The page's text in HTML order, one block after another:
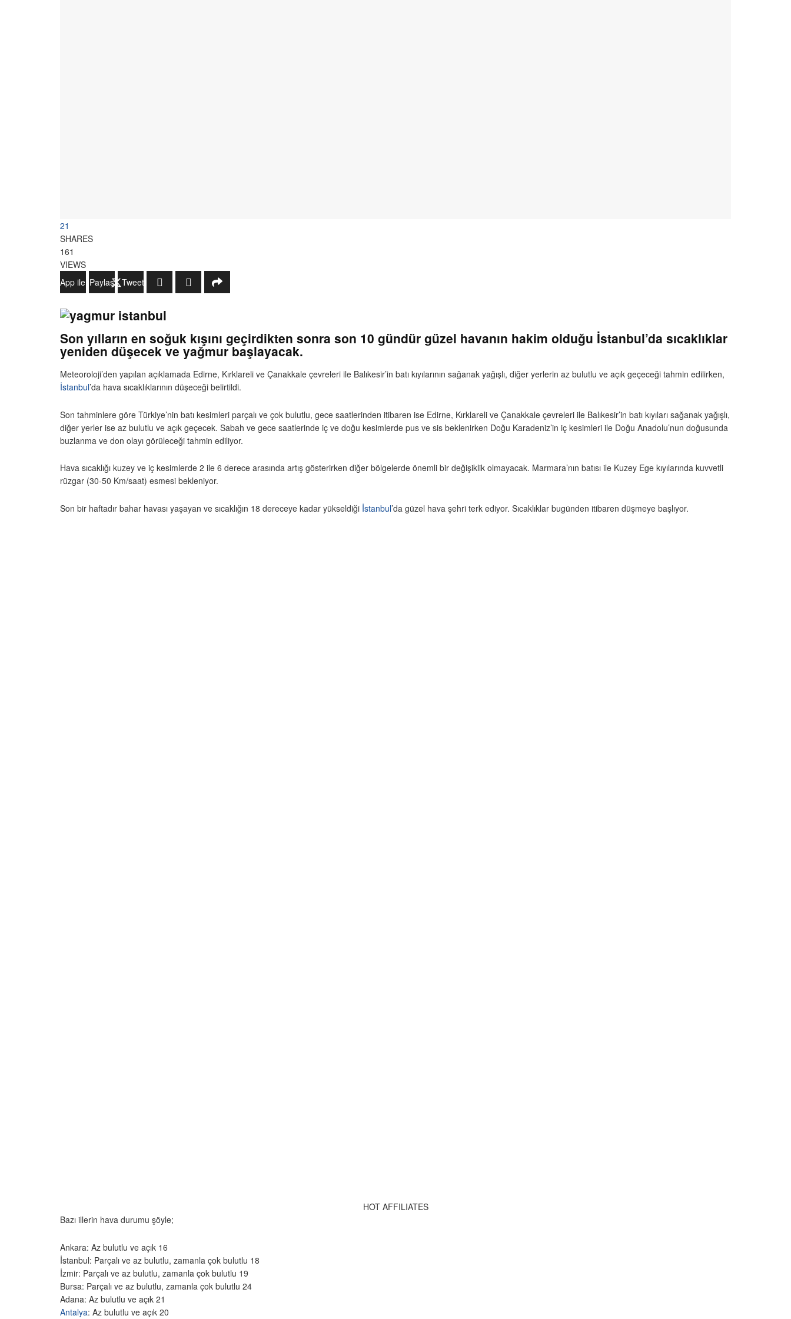
21
SHARES
161
VIEWS
WhatsApp ile Gönder
Paylaş Tweetle
Son yılların en soğuk kışını geçirdikten sonra son 10 gündür güzel havanın hakim olduğu İstanbul’da sıcaklıklar
yeniden düşecek ve yağmur başlayacak.
Meteoroloji’den yapılan açıklamada Edirne, Kırklareli ve Çanakkale çevreleri ile Balıkesir’in batı kıyılarının sağanak yağışlı, diğer yerlerin az bulutlu ve açık geçeceği tahmin edilirken,
İstanbul’da hava sıcaklıklarının düşeceği belirtildi.
Son tahminlere göre Türkiye’nin batı kesimleri parçalı ve çok bulutlu, gece saatlerinden itibaren ise Edirne, Kırklareli ve Çanakkale çevreleri ile Balıkesir’in batı kıyıları sağanak yağışlı,
diğer yerler ise az bulutlu ve açık geçecek. Sabah ve gece saatlerinde iç ve doğu kesimlerde pus ve sis beklenirken Doğu Karadeniz’in iç kesimleri ile Doğu Anadolu’nun doğusunda
buzlanma ve don olayı görüleceği tahmin ediliyor.
Hava sıcaklığı kuzey ve iç kesimlerde 2 ile 6 derece arasında artış gösterirken diğer bölgelerde önemli bir değişiklik olmayacak. Marmara’nın batısı ile Kuzey Ege kıyılarında kuvvetli
rüzgar (30-50 Km/saat) esmesi bekleniyor.
Son bir haftadır bahar havası yaşayan ve sıcaklığın 18 dereceye kadar yükseldiği İstanbul’da güzel hava şehri terk ediyor. Sıcaklıklar bugünden itibaren düşmeye başlıyor.
HOT AFFILIATES
Bazı illerin hava durumu şöyle;
Ankara: Az bulutlu ve açık 16
İstanbul: Parçalı ve az bulutlu, zamanla çok bulutlu 18
İzmir: Parçalı ve az bulutlu, zamanla çok bulutlu 19
Bursa: Parçalı ve az bulutlu, zamanla çok bulutlu 24
Adana: Az bulutlu ve açık 21
Antalya: Az bulutlu ve açık 20